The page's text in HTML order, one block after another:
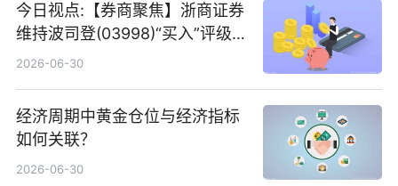
今日视点:【券商聚焦】浙商证券
维持波司登(03998)“买入”评级
指其业绩高质量稳增长
2026-06-30
经济周期中黄金仓位与经济指标
如何关联？
2026-06-30